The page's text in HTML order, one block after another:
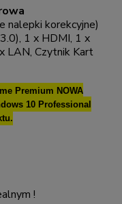
nalepki korekcyjne)
1 x HDMI, 1 x
LAN, Czytnik Kart
Premium NOWA
10 Professional
!